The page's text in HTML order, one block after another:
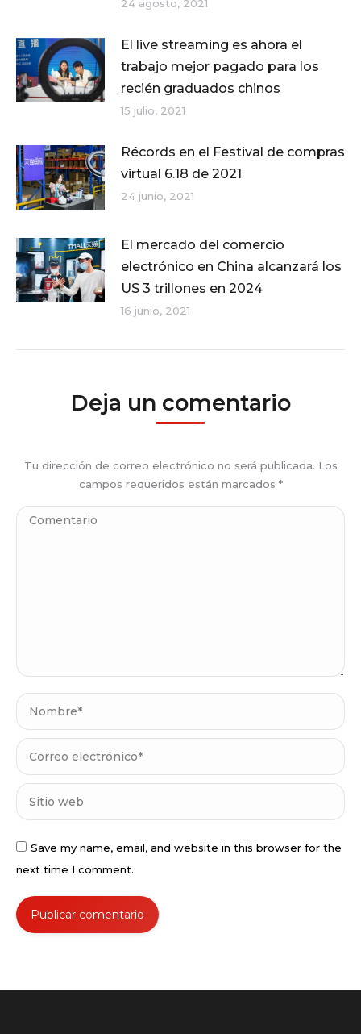
24 agosto, 2021
El live streaming es ahora el
trabajo mejor pagado para los
recién graduados chinos
15 julio, 2021
Récords en el Festival de compras
virtual 6.18 de 2021
24 junio, 2021
El mercado del comercio
electrónico en China alcanzará los
US 3 trillones en 2024
16 junio, 2021
Deja un comentario
Tu dirección de correo electrónico no será publicada. Los
campos requeridos están marcados *
Comentario
Nombre *
Correo electrónico *
Sitio web
Save my name, email, and website in this browser for the
next time I comment.
Publicar comentario